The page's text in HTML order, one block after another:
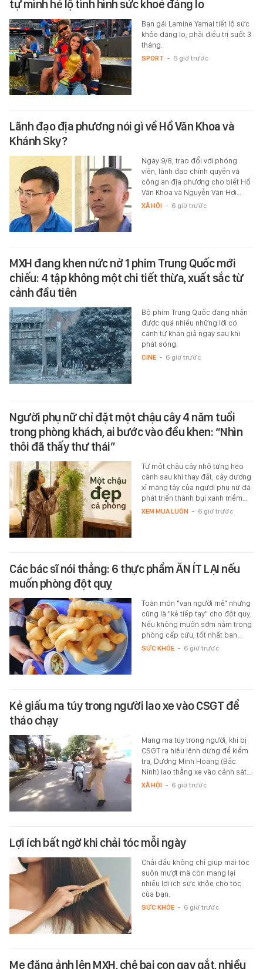
tự mình hé lộ tình hình sức khoẻ đáng lo
Bạn gái Lamine Yamal tiết lộ sức
khỏe đáng lo, phải điều trị suốt 3
tháng.
SPORT - 6 giờ trước
Lãnh đạo địa phương nói gì về Hồ Văn Khoa và
Khánh Sky?
Ngày 9/8, trao đổi với phóng
viên, lãnh đạo chính quyền và
công an địa phương cho biết Hồ
Văn Khoa và Nguyễn Văn Hợi…
XÃ HỘI - 6 giờ trước
MXH đang khen nức nở 1 phim Trung Quốc mới
chiếu: 4 tập không một chi tiết thừa, xuất sắc từ
cảnh đầu tiên
Bộ phim Trung Quốc đang nhận
được quá nhiều những lời có
cánh từ khán giả ngay sau khi
phát sóng.
CINE - 6 giờ trước
Người phụ nữ chỉ đặt một chậu cây 4 năm tuổi
trong phòng khách, ai bước vào đều khen: “Nhìn
thôi đã thấy thư thái”
Từ một chậu cây nhỏ từng héo
cành sau khi thay đất, cây dương
xỉ măng tây của người phụ nữ đã
phát triển thành bụi xanh mềm…
XEM MUA LUÔN - 6 giờ trước
Các bác sĩ nói thẳng: 6 thực phẩm ĂN ÍT LẠI nếu
muốn phòng đột quỵ
Toàn món "vạn người mê" nhưng
cũng là "kẻ tiếp tay" cho đột quỵ.
Nếu không muốn sớm nằm trong
phòng cấp cứu, tốt nhất bạn…
SỨC KHỎE - 6 giờ trước
Kẻ giấu ma túy trong người lao xe vào CSGT để
tháo chạy
Mang ma túy trong người, khi bị
CSGT ra hiệu lệnh dừng để kiểm
tra, Dương Minh Hoàng (Bắc
Ninh) lao thẳng xe vào cảnh sát…
XÃ HỘI - 6 giờ trước
Lợi ích bất ngờ khi chải tóc mỗi ngày
Chải đầu không chỉ giúp mái tóc
suôn mượt mà còn mang lại
nhiều lợi ích sức khỏe cho tóc
của bạn.
SỨC KHỎE - 6 giờ trước
Mẹ đăng ảnh lên MXH, chê bai con gay gắt, nhiều